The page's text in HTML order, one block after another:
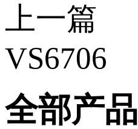
上一篇
VS6706
全部产品